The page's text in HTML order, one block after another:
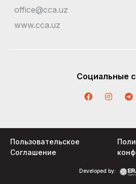
office@cca.uz
www.cca.uz
Социальные
Developed by:
Пользовательское
Соглашение